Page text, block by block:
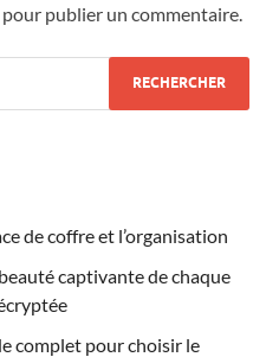
pour publier un commentaire.
de coffre et l’organisation
captivante de chaque
complet pour choisir le